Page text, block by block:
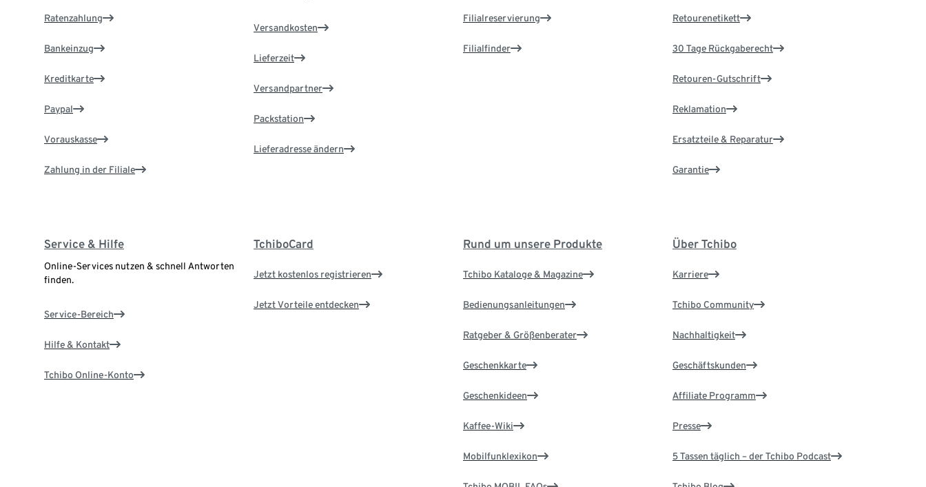
Ratenzahlung
Bankeinzug
Kreditkarte
Paypal
Vorauskasse
Zahlung in der Filiale
Versandkosten
Lieferzeit
Versandpartner
Packstation
Lieferadresse ändern
Filialreservierung
Filialfinder
Retourenetikett
30 Tage Rückgaberecht
Retouren-Gutschrift
Reklamation
Ersatzteile & Reparatur
Garantie
Service & Hilfe
Online-Services nutzen & schnell Antworten
finden.
Service-Bereich
Hilfe & Kontakt
Tchibo Online-Konto
TchiboCard
Jetzt kostenlos registrieren
Jetzt Vorteile entdecken
Rund um unsere Produkte
Tchibo Kataloge & Magazine
Bedienungsanleitungen
Ratgeber & Größenberater
Geschenkkarte
Geschenkideen
Kaffee-Wiki
Mobilfunklexikon
Über Tchibo
Karriere
Tchibo Community
Nachhaltigkeit
Geschäftskunden
Affiliate Programm
Presse
5 Tassen täglich – der Tchibo Podcast